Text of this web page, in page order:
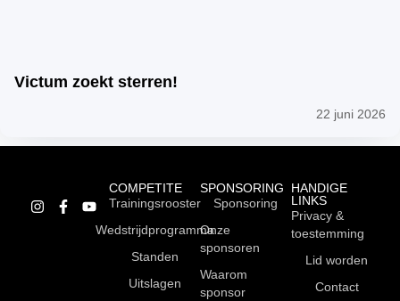
Victum zoekt sterren!
22 juni 2026
COMPETITE
Trainingsrooster
Wedstrijdprogramma
Standen
Uitslagen
SPONSORING
Sponsoring
Onze
sponsoren
Waarom
sponsor
HANDIGE
LINKS
Privacy &
toestemming
Lid worden
Contact